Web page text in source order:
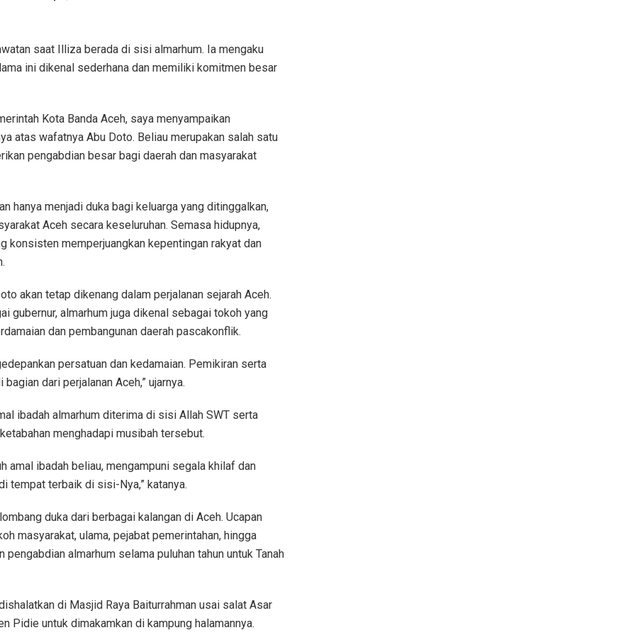
saat Illiza berada di sisi almarhum. Ia mengaku
ini dikenal sederhana dan memiliki komitmen besar
Kota Banda Aceh, saya menyampaikan
atas wafatnya Abu Doto. Beliau merupakan salah satu
pengabdian besar bagi daerah dan masyarakat
hanya menjadi duka bagi keluarga yang ditinggalkan,
Aceh secara keseluruhan. Semasa hidupnya,
konsisten memperjuangkan kepentingan rakyat dan
akan tetap dikenang dalam perjalanan sejarah Aceh.
gubernur, almarhum juga dikenal sebagai tokoh yang
dan pembangunan daerah pascakonflik.
persatuan dan kedamaian. Pemikiran serta
dari perjalanan Aceh,” ujarnya.
ibadah almarhum diterima di sisi Allah SWT serta
menghadapi musibah tersebut.
amal ibadah beliau, mengampuni segala khilaf dan
tempat terbaik di sisi-Nya,” katanya.
duka dari berbagai kalangan di Aceh. Ucapan
masyarakat, ulama, pejabat pemerintahan, hingga
almarhum selama puluhan tahun untuk Tanah
di Masjid Raya Baiturrahman usai salat Asar
Pidie untuk dimakamkan di kampung halamannya.